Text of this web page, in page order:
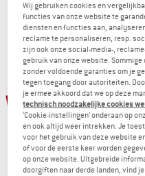
4,0(1)
-38%
Wij gebruiken cookies en
functies van onze website te
diensten en functies aan,
reclame te personaliseren, resp.
zijn ook onze social-media-,
gebruik van onze website.
zonder voldoende garanties om je
tegen toegang door autoriteiten.
je ermee akkoord dat we op deze
technisch noodzakelijke cookies
‘Cookie-instellingen’ onderaan op
en ook altijd weer intrekken. Je
voor het gebruik van deze website
of voor de eerste keer worden
op onze website. Uitgebreide
doorgiften naar derde landen, vind